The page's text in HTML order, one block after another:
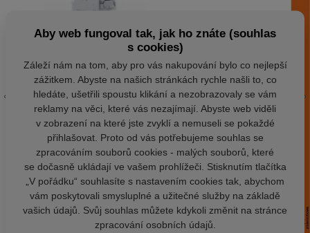
Aby web fungoval tak, jak ho znáte (souhlas
s cookies)
Záleží nám na tom, aby pro vás nakupování bylo co nejlepší
zážitkem. Abyste na našich stránkách rychle našli to, co
hledáte, ušetřili spoustu klikání a nezobrazovaly se vám
reklamy na věci, které vás nezajímají. Abyste web viděli
v zobrazení na které jste zvyklí a nemuseli se pokaždé
přihlašovat. Proto od vás potřebujeme souhlas se
zpracováním souborů cookies - malých souborů, které
se dočasně ukládají ve vašem prohlížeči. Stisknutím tlačítka
„V pořádku“ souhlasíte s nastavením cookies tak, abychom
vám poskytovali smysluplné a užitečné služby na základě
vašich údajů. Svůj souhlas můžete kdykoli změnit na stránce
zpracování osobních údajů.